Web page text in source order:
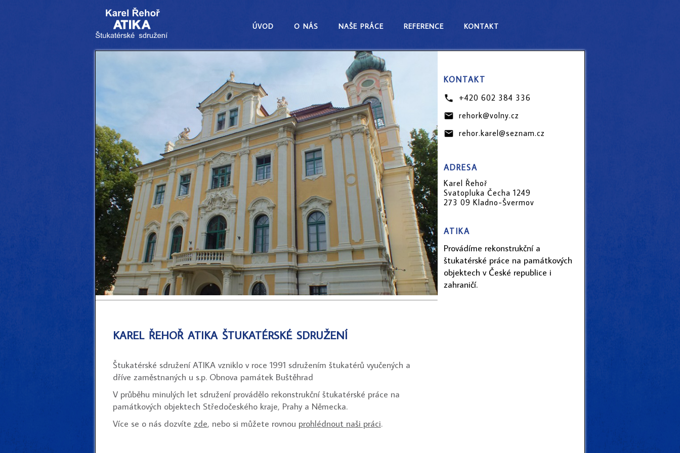
úvod o nás naše práce reference kontakt
karel řehoř atika štukatérské sdružení
Štukatérské sdružení ATIKA vzniklo v roce 1991 sdružením štukatérů vyučených a
dříve zaměstnaných u s.p. Obnova památek Buštěhrad
V průběhu minulých let sdružení provádělo rekonstrukční štukatérské práce na
památkových objektech Středočeského kraje, Prahy a Německa.
Více se o nás dozvíte zde, nebo si můžete rovnou prohlédnout naši práci.
kontakt
+420 602 384 336
rehork@volny.cz
rehor.karel@seznam.cz
adresa
Karel Řehoř
Svatopluka Čecha 1249
273 09 Kladno-Švermov
atika
Provádíme rekonstrukční a
štukatérské práce na památkových
objektech v České republice i
zahraničí.